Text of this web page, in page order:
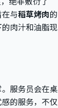
与稻草烤肉的
肉汁和油脂现
服务员会在桌
的服务，不仅